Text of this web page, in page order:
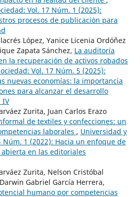
Vol. 17 Núm. 1 (2025):
procesos de publicación para
López, Yanice Licenia Ordóñez
Zapata Sánchez, La auditoría
la recuperación de activos robados
Vol. 17 Núm. 5 (2025):
nuevas economías: la importancia
para alcanzar el desarrollo
IV
Zurita, Juan Carlos Erazo
de textiles y confecciones: un
laborales , Universidad y
Núm. 1 (2022): Hacia un enfoque de
en las editoriales
Zurita, Nelson Cristóbal
Gabriel García Herrera,
humano por competencias